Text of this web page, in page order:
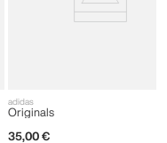
adidas
Originals
35,00 €